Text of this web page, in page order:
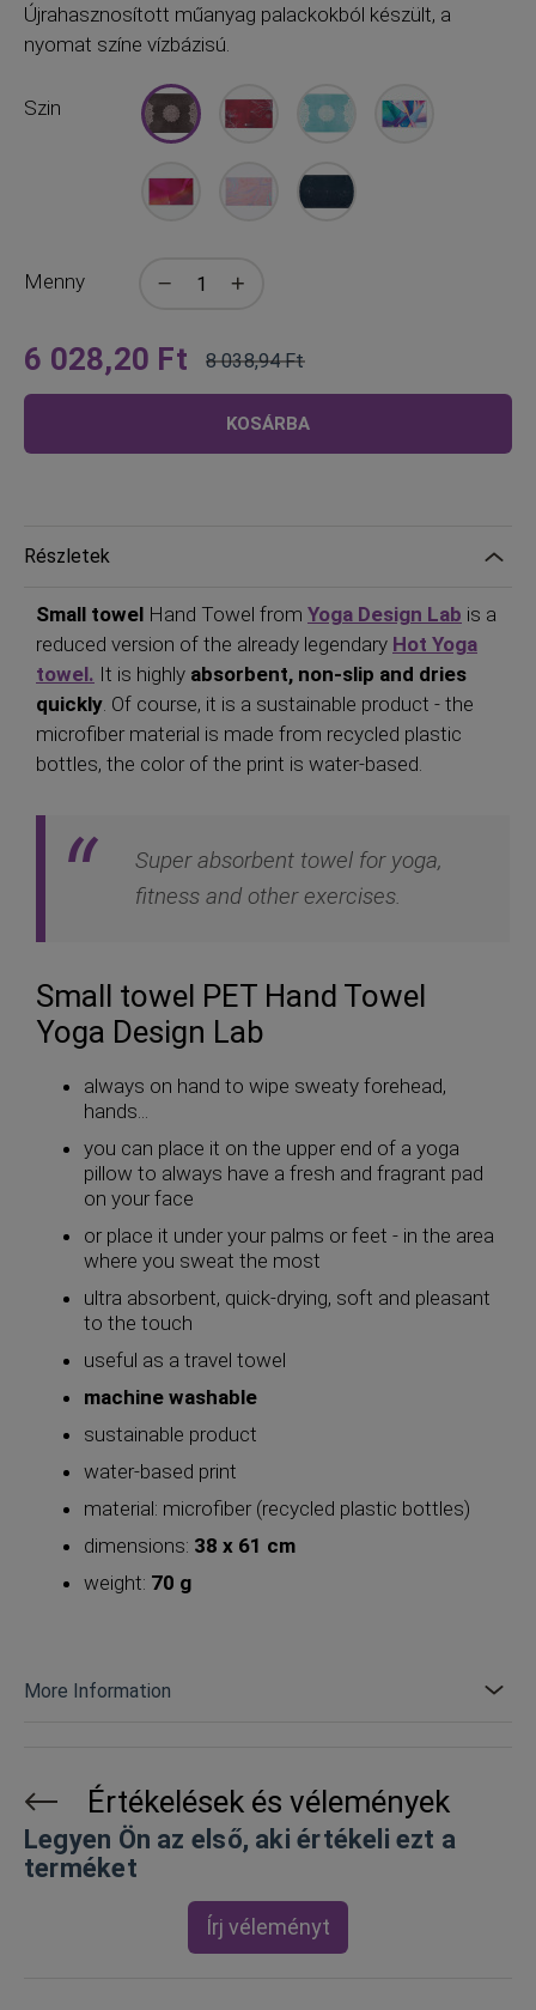
Újrahasznosított műanyag palackokból készült, a
nyomat színe vízbázisú.
Szin
Menny
Olyan
alacsony,
6 028,20 Ft
Normál
8 038,94 Ft
KOSÁRBA
Részletek
Small towel Hand Towel from Yoga Design Lab is a
reduced version of the already legendary Hot Yoga
towel. It is highly absorbent, non-slip and dries
quickly. Of course, it is a sustainable product - the
microfiber material is made from recycled plastic
bottles, the color of the print is water-based.
Super absorbent towel for yoga,
fitness and other exercises.
Small towel PET Hand Towel
Yoga Design Lab
always on hand to wipe sweaty forehead,
hands...
you can place it on the upper end of a yoga
pillow to always have a fresh and fragrant pad
on your face
or place it under your palms or feet - in the area
where you sweat the most
ultra absorbent, quick-drying, soft and pleasant
to the touch
useful as a travel towel
machine washable
sustainable product
water-based print
material: microfiber (recycled plastic bottles)
dimensions: 38 x 61 cm
weight: 70 g
More Information
Értékelések és vélemények
Legyen Ön az első, aki értékeli ezt a
terméket
Írj véleményt